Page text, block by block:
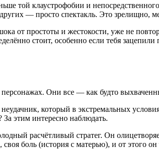
той клаустрофобии и
— просто спектакль. Это зрелищно,
от простоты и жестокости, уже не
стоит, особенно если тебя
Они все — как будто
который в экстремальных
этим интересно наблюдать.
расчётливый стратег. Он
боль (история с матерью), и от этого он